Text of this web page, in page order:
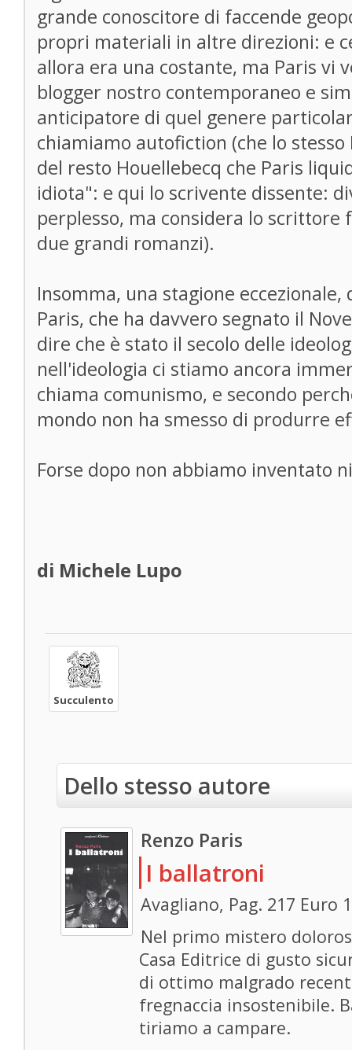
grande conoscitore di faccende
propri materiali in altre direzioni: e
allora era una costante, ma Paris vi
blogger nostro contemporaneo e
anticipatore di quel genere
chiamiamo autofiction (che lo
del resto Houellebecq che Paris
idiota": e qui lo scrivente dissente:
perplesso, ma considera lo scrittore
due grandi romanzi).
Insomma, una stagione
Paris, che ha davvero segnato il
dire che è stato il secolo delle
nell'ideologia ci stiamo ancora
chiama comunismo, e secondo
mondo non ha smesso di produrre
Forse dopo non abbiamo inventato
di Michele Lupo
Succulento
Dello stesso autore
Renzo Paris
I ballatroni
Avagliano, Pag. 217 Euro
Nel primo mistero
Casa Editrice di gusto
di ottimo malgrado
fregnaccia insostenibile.
tiriamo a campare.